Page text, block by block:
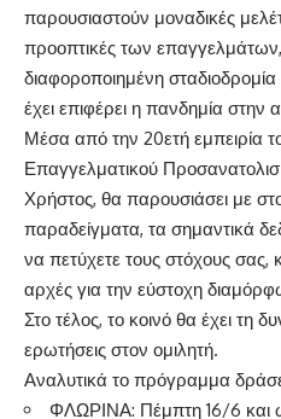
παρουσιαστούν μοναδικές
προοπτικές των επαγγελμάτων,
διαφοροποιημένη σταδιοδρομία
έχει επιφέρει η πανδημία στην
Μέσα από την 20ετή εμπειρία
Επαγγελματικού
Χρήστος, θα παρουσιάσει με
παραδείγματα, τα σημαντικά
να πετύχετε τους στόχους σας,
αρχές για την εύστοχη
Στο τέλος, το κοινό θα έχει τη
ερωτήσεις στον ομιλητή.
Αναλυτικά το πρόγραμμα
ΦΛΩΡΙΝΑ: Πέμπτη 16/6 και